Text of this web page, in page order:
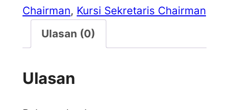
Chairman, Kursi Sekretaris Chairman
Ulasan (0)
Ulasan